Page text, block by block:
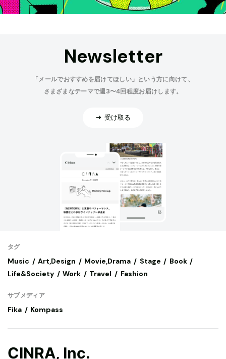
Newsletter
「メールでおすすめを届けてほしい」という方に向けて、
さまざまなテーマで週3〜4回程度お届けします。
受け取る
タグ
Music Art,Design Movie,Drama Stage
Book
Life&Society
Work Travel Fashion
サブメディア
Fika Kompass
CINRA, Inc.